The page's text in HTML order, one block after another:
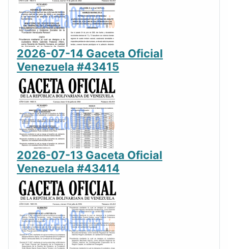
2026-07-14 Gaceta Oficial
Venezuela #43415
2026-07-13 Gaceta Oficial
Venezuela #43414